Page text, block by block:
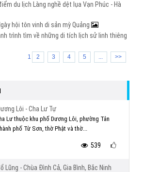
du lịch Làng nghề dệt lụa Vạn Phúc - Hà
hội tôn vinh di sản mỳ Quảng
trình tìm về những di tích lịch sử linh thiêng
1 2 3 4 5 ... >>
Lôi - Cha Lư Tự
Lư thuộc khu phố Dương Lôi, phường Tân
phố Từ Sơn, thờ Phật và thờ...
539
Lũng - Chùa Đình Cả, Gia Bình, Bắc Ninh